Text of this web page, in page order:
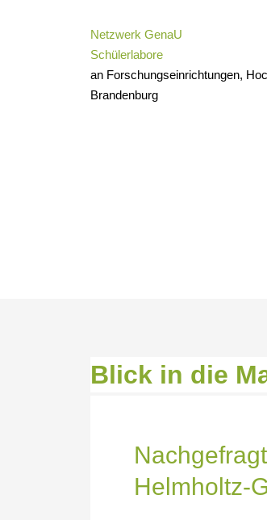
Netzwerk GenaU
Schülerlabore
an Forschungseinrichtungen,
Brandenburg
Blick in die
Helmholtz-